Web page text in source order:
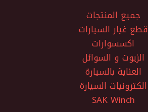
جميع المنتجات
قطع غيار السيارات
اكسسوارات
الزيوت و السوائل
العناية بالسيارة
الكترونيات السيارة
SAK Winch